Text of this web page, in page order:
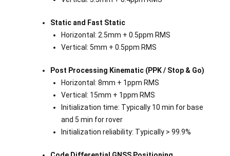
Static and Fast Static
Horizontal: 2.5mm + 0.5ppm RMS
Vertical: 5mm + 0.5ppm RMS
Post Processing Kinematic (PPK / Stop & Go)
Horizontal: 8mm + 1ppm RMS
Vertical: 15mm + 1ppm RMS
Initialization time: Typically 10 min for base
and 5 min for rover
Initialization reliability: Typically > 99.9%